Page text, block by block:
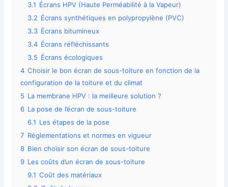
3.1 Écrans HPV (Haute Perméabilité à la Vapeur)
3.2 Écrans synthétiques en polypropylène (PVC)
3.3 Écrans bitumineux
3.4 Écrans réfléchissants
3.5 Écrans écologiques
4 Choisir le bon écran de sous-toiture en fonction de la
configuration de la toiture et du climat
5 La membrane HPV : la meilleure solution ?
6 La pose de l’écran de sous-toiture
6.1 Les étapes de la pose
7 Réglementations et normes en vigueur
8 Bien choisir son écran de sous-toiture
9 Les coûts d’un écran de sous-toiture
9.1 Coût des matériaux